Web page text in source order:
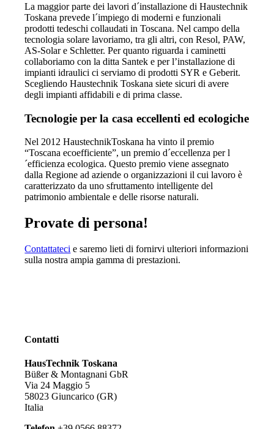
La maggior parte dei lavori d´installazione di Haustechnik
Toskana prevede l´impiego di moderni e funzionali
prodotti tedeschi collaudati in Toscana. Nel campo della
tecnologia solare lavoriamo, tra gli altri, con Resol, PAW,
AS-Solar e Schletter. Per quanto riguarda i caminetti
collaboriamo con la ditta Santek e per l’installazione di
impianti idraulici ci serviamo di prodotti SYR e Geberit.
Scegliendo Haustechnik Toskana siete sicuri di avere
degli impianti affidabili e di prima classe.
Tecnologie per la casa eccellenti ed ecologiche
Nel 2012 HaustechnikToskana ha vinto il premio
“Toscana ecoefficiente”, un premio d´eccellenza per l
´efficienza ecologica. Questo premio viene assegnato
dalla Regione ad aziende o organizzazioni il cui lavoro è
caratterizzato da uno sfruttamento intelligente del
patrimonio ambientale e delle risorse naturali.
Provate di persona!
Contattateci e saremo lieti di fornirvi ulteriori informazioni
sulla nostra ampia gamma di prestazioni.
Contatti
HausTechnik Toskana
Büßer & Montagnani GbR
Via 24 Maggio 5
58023 Giuncarico (GR)
Italia